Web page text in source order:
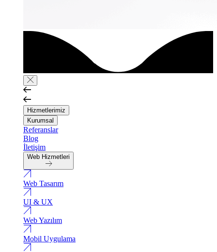
Hizmetlerimiz
Kurumsal
Referanslar
Blog
İletişim
Web Hizmetleri
Web Tasarım
UI & UX
Web Yazılım
Mobil Uygulama